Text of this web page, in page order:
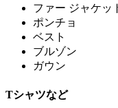
ファー ジャケッ
ポンチョ
ベスト
ブルゾン
ガウン
Tシャツなど